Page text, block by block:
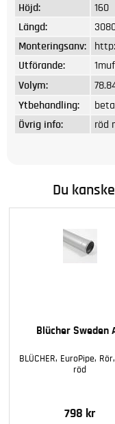
Höjd:
160
Längd:
Monteringsanv:
Utförande:
Volym:
Ytbehandling:
Övrig info:
röd
Du
Blücher Sweden
BLÜCHER, EuroPipe,
röd
798 kr